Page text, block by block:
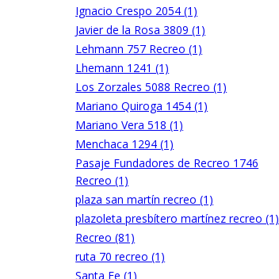
Ignacio Crespo 2054 (1)
Javier de la Rosa 3809 (1)
Lehmann 757 Recreo (1)
Lhemann 1241 (1)
Los Zorzales 5088 Recreo (1)
Mariano Quiroga 1454 (1)
Mariano Vera 518 (1)
Menchaca 1294 (1)
Pasaje Fundadores de Recreo 1746
Recreo (1)
plaza san martín recreo (1)
plazoleta presbítero martínez recreo (1)
Recreo (81)
ruta 70 recreo (1)
Santa Fe (1)